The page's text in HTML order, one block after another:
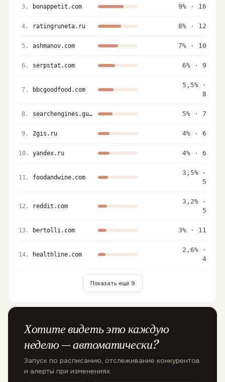
3 . bonappetit.com 9% · 16
4 . ratingruneta.ru 8% · 12
5 . ashmanov.com 7% · 10
6 . serpstat.com 6% · 9
7 . bbcgoodfood.com
5,5% ·
8
8 . searchengines.guru 5% · 7
9 . 2gis.ru 4% · 6
10 . yandex.ru 4% · 6
11 . foodandwine.com
3,5% ·
5
12 . reddit.com
3,2% ·
5
13 . bertolli.com 3% · 11
14 . healthline.com
2,6% ·
4
Показать ещё 9
Хотите видеть это каждую
неделю — автоматически?
Запуск по расписанию, отслеживание конкурентов
и алерты при изменениях.